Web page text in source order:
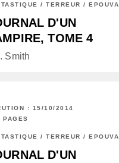
/ TERREUR /
D'UN
TOME 4
Smith
: 15/10/2014
PAGES
/ TERREUR /
D'UN